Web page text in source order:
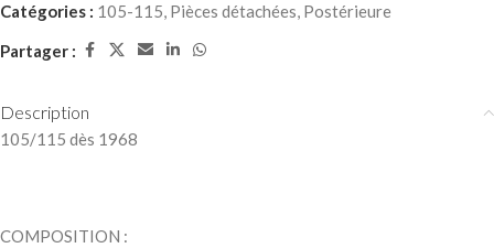
Catégories : 105-115, Pièces détachées, Postérieure
Partager :
Description
105/115 dès 1968
COMPOSITION :